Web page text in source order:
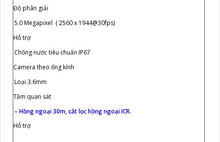
Độ phân giải
5.0 Megapixel ( 2560 x 1944@30fps)
Hỗ trợ
Chống nước tiêu chuẩn IP67
Camera theo ống kính
Loại 3.6mm
Tầm quan sát
– Hồng ngoại 30m, cắt lọc hồng ngoại ICR.
Hỗ trợ